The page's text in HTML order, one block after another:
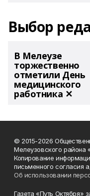
Выбор
В Мелеузе
торжественно
отметили День
медицинского
работника ✕
© 2015-2026
Мелеузовского района
Копирование
письменного согласия
Об использовании
Газета «Путь Октября»